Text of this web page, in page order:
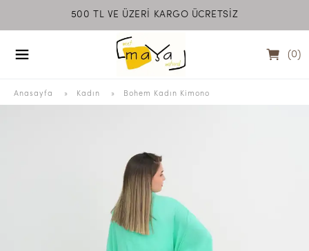
500 TL VE ÜZERİ KARGO ÜCRETSİZ
MEET MAYA
(0)
Anasayfa » Kadın » Bohem Kadın Kimono